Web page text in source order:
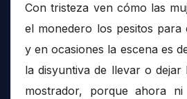
Con tristeza ven cómo las
el monedero los pesitos para
y en ocasiones la escena es
la disyuntiva de llevar o
mostrador, porque ahora